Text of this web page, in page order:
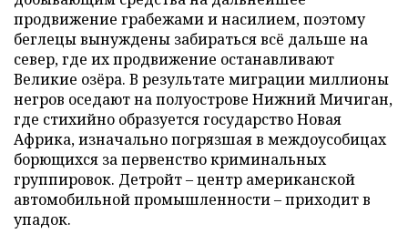
продвижение грабежами и насилием, поэтому
беглецы вынуждены забираться всё дальше на
север, где их продвижение останавливают
Великие озёра. В результате миграции миллионы
негров оседают на полуострове Нижний Мичиган,
где стихийно образуется государство Новая
Африка, изначально погрязшая в междоусобицах
борющихся за первенство криминальных
группировок. Детройт – центр американской
автомобильной промышленности – приходит в
упадок.